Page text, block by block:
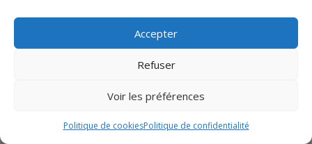
Accepter
Refuser
Voir les préférences
Politique de cookiesPolitique de confidentialité